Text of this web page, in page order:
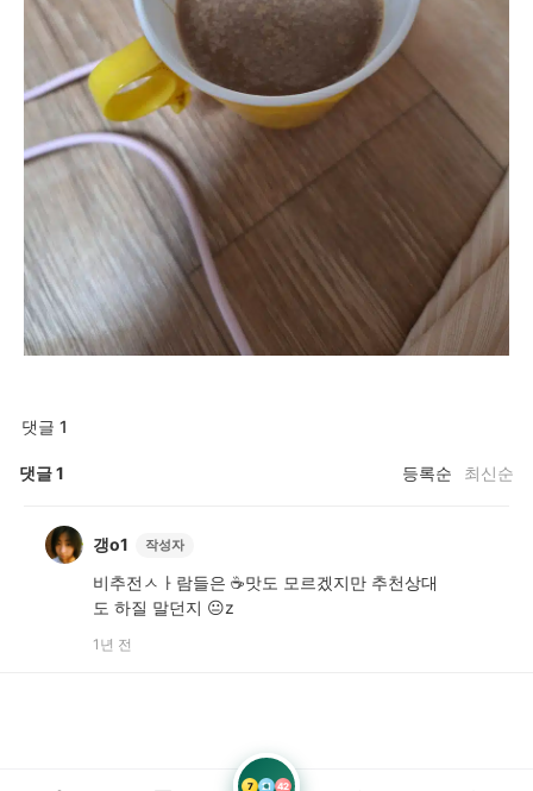
댓글 1
댓글1 등록순 최신순
갱o1 작성자
비추전ㅅㅏ람들은 ☕️맛도 모르겠지만 추천상대
도 하질 말던지 😐z
1년 전
7 21 42